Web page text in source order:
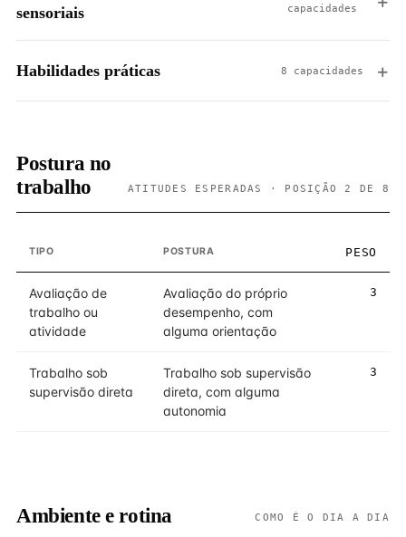
sensoriais
capacidades
Habilidades práticas 8 capacidades
Postura no
trabalho
ATITUDES ESPERADAS · POSIÇÃO 2 DE 8
TIPO POSTURA PESO
Avaliação de
trabalho ou
atividade
Avaliação do próprio
desempenho, com
alguma orientação
3
Trabalho sob
supervisão direta
Trabalho sob supervisão
direta, com alguma
autonomia
3
Ambiente e rotina COMO É O DIA A DIA